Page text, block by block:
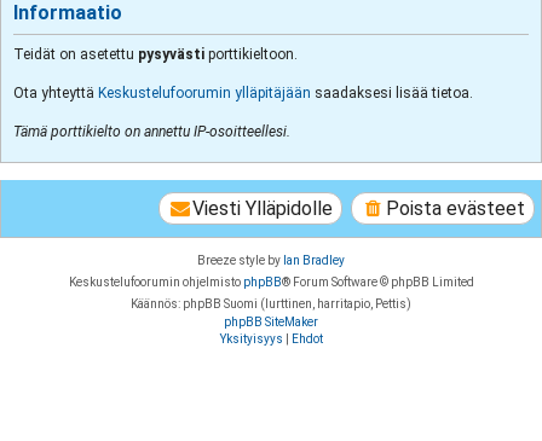
Informaatio
Teidät on asetettu pysyvästi porttikieltoon.
Ota yhteyttä Keskustelufoorumin ylläpitäjään saadaksesi lisää tietoa.
Tämä porttikielto on annettu IP-osoitteellesi.
Poista evästeet
Viesti Ylläpidolle
Breeze style by Ian Bradley
Keskustelufoorumin ohjelmisto phpBB® Forum Software © phpBB Limited
Käännös: phpBB Suomi (lurttinen, harritapio, Pettis)
phpBB SiteMaker
Yksityisyys
Ehdot